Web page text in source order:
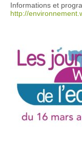
Informations et
http://